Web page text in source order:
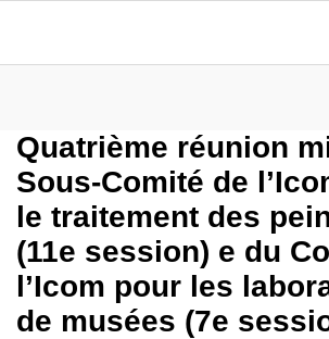
Quatrième réunion
Sous-Comité de
le traitement des
(11e session) e du
l’Icom pour les
de musées (7e